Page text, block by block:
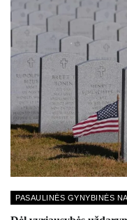
PASAULINĖS GYNYBINĖS